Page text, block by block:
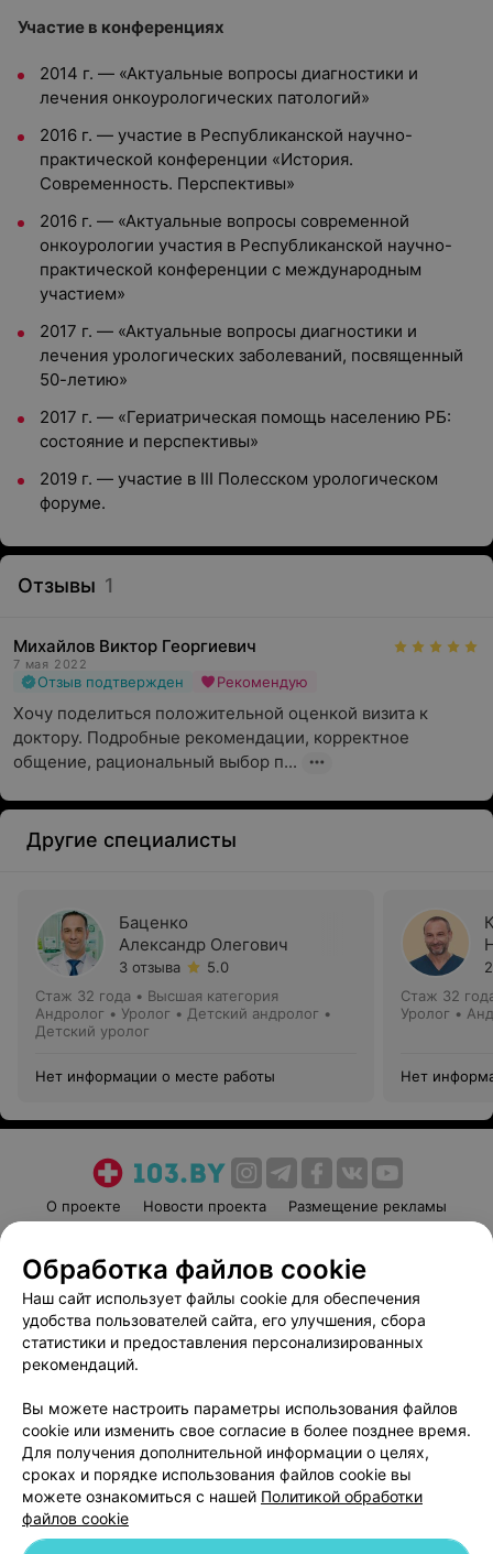
Участие в конференциях
2014 г. — «Актуальные вопросы диагностики и
лечения онкоурологических патологий»
2016 г. — участие в Республиканской научно-
практической конференции «История.
Современность. Перспективы»
2016 г. — «Актуальные вопросы современной
онкоурологии участия в Республиканской научно-
практической конференции с международным
участием»
2017 г. — «Актуальные вопросы диагностики и
лечения урологических заболеваний, посвященный
50-летию»
2017 г. — «Гериатрическая помощь населению РБ:
состояние и перспективы»
2019 г. — участие в III Полесском урологическом
форуме.
Отзывы 1
Михайлов Виктор Георгиевич
7 мая 2022
Отзыв подтвержден Рекомендую
Хочу поделиться положительной оценкой визита к
доктору. Подробные рекомендации, корректное
общение, рациональный выбор п...
Другие специалисты
Баценко
Александр Олегович
3 отзыва
5.0
Стаж 32 года • Высшая категория
Андролог • Уролог • Детский андролог •
Детский уролог
Нет информации о месте работы
Стаж 32
Уролог •
Нет
О проекте Новости проекта
Размещение рекламы
Пользовательское соглашение
Способы оплаты
Вакансии
Партнеры
Написать руководителю 103.by
Обработка персональных данных
Обработка файлов cookie
Наш сайт использует файлы cookie для обеспечения
удобства пользователей сайта, его улучшения, сбора
статистики и предоставления персонализированных
рекомендаций.
Вы можете настроить параметры использования файлов
cookie или изменить свое согласие в более позднее время.
Для получения дополнительной информации о целях,
сроках и порядке использования файлов cookie вы
можете ознакомиться с нашей Политикой обработки
файлов cookie